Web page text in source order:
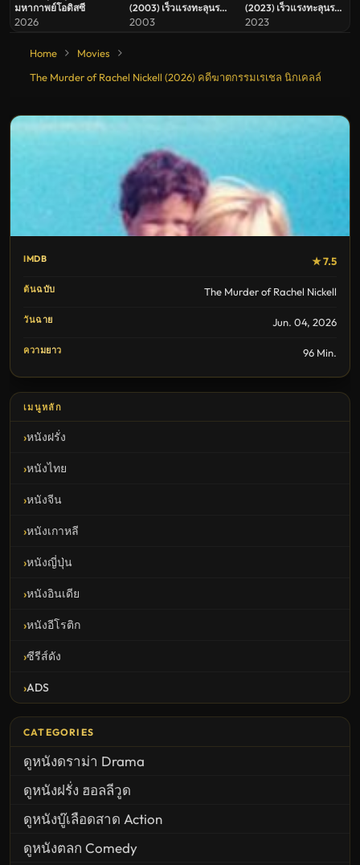
มหากาพย์โอดิสซี
2026
(2003) เร็วแรงทะลุนรก
2
2003
(2023) เร็วแรงทะลุนรก
10
2023
Home
Movies
The Murder of Rachel Nickell (2026) คดีฆาตกรรมเรเชล นิกเคลล์
IMDB ★ 7.5
ต้นฉบับ The Murder of Rachel Nickell
วันฉาย Jun. 04, 2026
ความยาว 96 Min.
เมนูหลัก
หนังฝรั่ง
หนังไทย
หนังจีน
หนังเกาหลี
หนังญี่ปุ่น
หนังอินเดีย
หนังอีโรติก
ซีรีส์ดัง
ADS
CATEGORIES
ดูหนังดราม่า Drama
ดูหนังฝรั่ง ฮอลลีวูด
ดูหนังบู๊เลือดสาด Action
ดูหนังตลก Comedy